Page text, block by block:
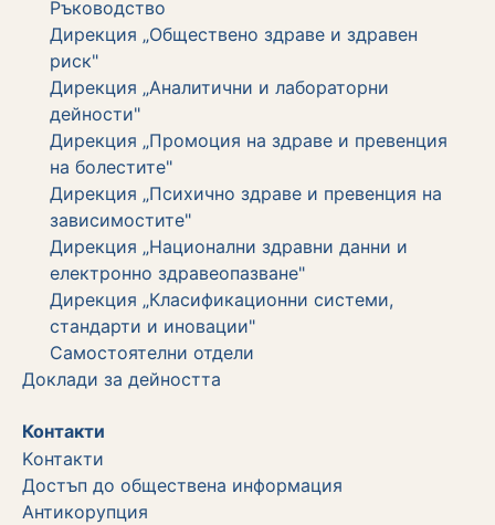
Ръководство
Дирекция „Обществено здраве и здравен
риск"
Дирекция „Аналитични и лабораторни
дейности"
Дирекция „Промоция на здраве и превенция
на болестите"
Дирекция „Психично здраве и превенция на
зависимостите"
Дирекция „Национални здравни данни и
електронно здравеопазване"
Дирекция „Класификационни системи,
стандарти и иновации"
Самостоятелни отдели
Дoклади за дейността
Контакти
Kонтакти
Достъп до обществена информация
Aнтикорупция